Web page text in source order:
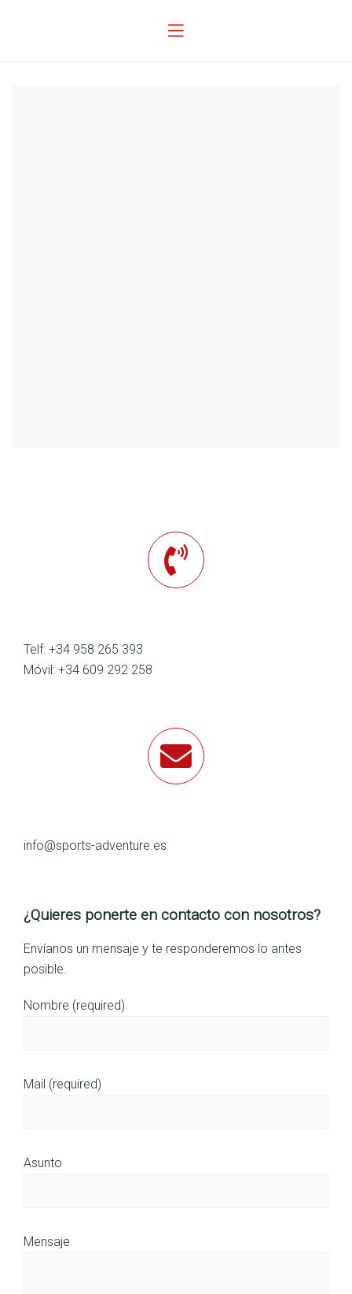
Telf: +34 958 265 393
Móvil: +34 609 292 258
info@sports-adventure.es
¿Quieres ponerte en contacto con nosotros?
Envíanos un mensaje y te responderemos lo antes
posible.
Nombre (required)
Mail (required)
Asunto
Mensaje